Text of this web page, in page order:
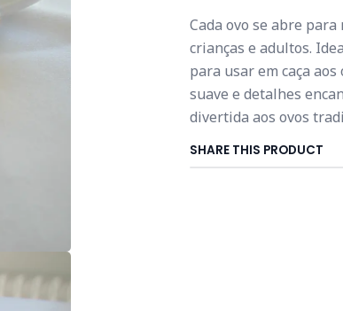
Cada ovo se abre
crianças e adultos.
para usar em caça
suave e detalhes
divertida aos ovos
SHARE THIS PRODUCT